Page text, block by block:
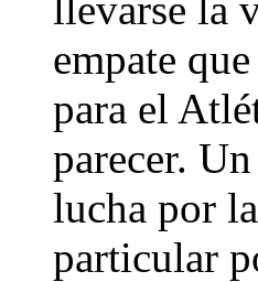
empate
para el
parecer.
lucha por
particular